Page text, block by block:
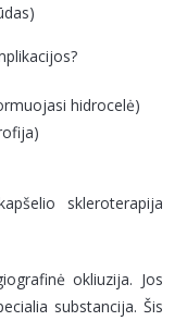
hidrocelė)
skleroterapija
okliuzija. Jos
substancija. Šis